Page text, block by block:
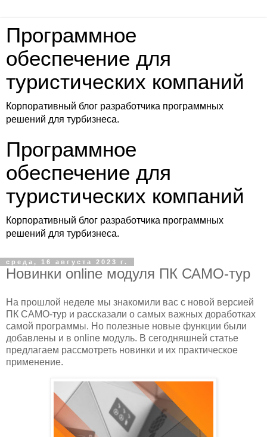
Программное
обеспечение для
туристических компаний
Корпоративный блог разработчика программных
решений для турбизнеса.
Программное
обеспечение для
туристических компаний
Корпоративный блог разработчика программных
решений для турбизнеса.
среда, 16 августа 2023 г.
Новинки online модуля ПК САМО-тур
На прошлой неделе мы знакомили вас с новой версией
ПК САМО-тур и рассказали о самых важных доработках
самой программы. Но полезные новые функции были
добавлены и в online модуль. В сегодняшней статье
предлагаем рассмотреть новинки и их практическое
применение.